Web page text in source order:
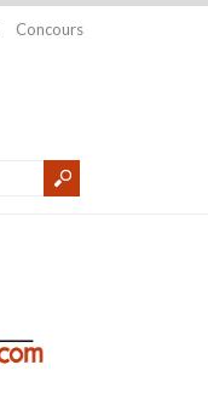
Concours